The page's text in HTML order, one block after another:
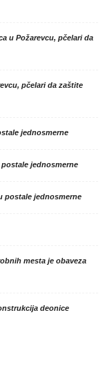
u Požarevcu, pčelari da
pčelari da zaštite
jednosmerne
jednosmerne
postale jednosmerne
mesta je obaveza
deonice